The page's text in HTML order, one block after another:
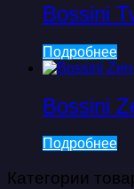
Bossini
Подробнее
Bossini
Подробнее
Категории